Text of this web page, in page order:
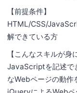
【前提条件】
HTML/CSS/
解できている方
【こんなスキルが身
JavaScriptを記述で
なWebページの動作